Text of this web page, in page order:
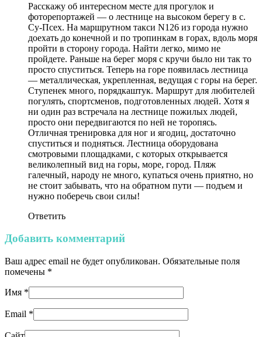
Расскажу об интересном месте для прогулок и
фоторепортажей — о лестнице на высоком берегу в с.
Су-Псех. На маршрутном такси N126 из города нужно
доехать до конечной и по тропинкам в горах, вдоль моря
пройти в сторону города. Найти легко, мимо не
пройдете. Раньше на берег моря с кручи было ни так то
просто спуститься. Теперь на горе появилась лестница
— металлическая, укрепленная, ведущая с горы на берег.
Ступенек много, порядкаштук. Маршрут для любителей
погулять, спортсменов, подготовленных людей. Хотя я
ни один раз встречала на лестнице пожилых людей,
просто они передвигаются по ней не торопясь.
Отличная тренировка для ног и ягодиц, достаточно
спуститься и подняться. Лестница оборудована
смотровыми площадками, с которых открывается
великолепный вид на горы, море, город. Пляж
галечный, народу не много, купаться очень приятно, но
не стоит забывать, что на обратном пути — подъем и
нужно поберечь свои силы!
Ответить
Добавить комментарий
Ваш адрес email не будет опубликован. Обязательные поля
помечены *
Имя *
Email *